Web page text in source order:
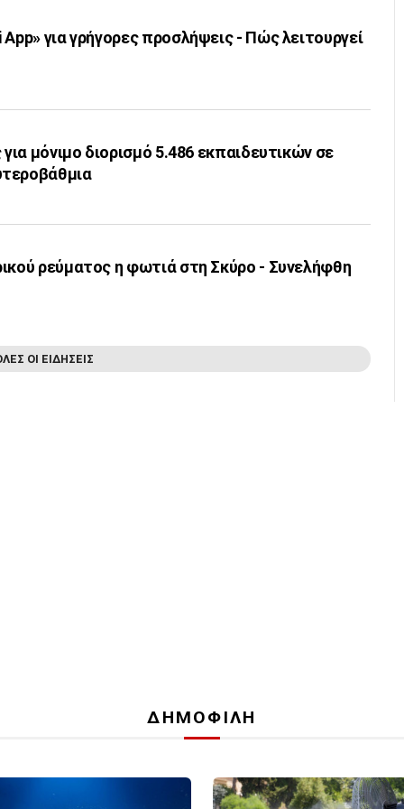
για γρήγορες προσλήψεις - Πώς λειτουργεί
για μόνιμο διορισμό 5.486 εκπαιδευτικών σε
ρεύματος η φωτιά στη Σκύρο - Συνελήφθη
ΟΙ ΕΙΔΗΣΕΙΣ
ΔΗΜΟΦΙΛΗ